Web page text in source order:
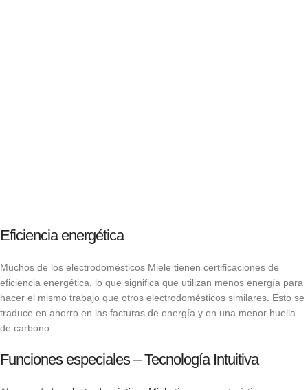
Eficiencia energética
Muchos de los electrodomésticos Miele tienen certificaciones de
eficiencia energética, lo que significa que utilizan menos energía para
hacer el mismo trabajo que otros electrodomésticos similares. Esto se
traduce en ahorro en las facturas de energía y en una menor huella
de carbono.
Funciones especiales – Tecnología Intuitiva